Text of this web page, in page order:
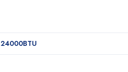
24000BTU